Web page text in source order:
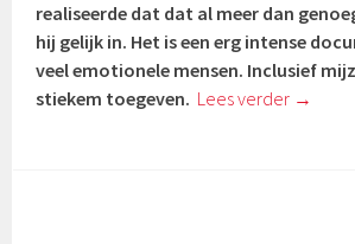
realiseerde dat dat al meer dan
hij gelijk in. Het is een erg intense
veel emotionele mensen. Inclusief
stiekem toegeven. Lees verder →